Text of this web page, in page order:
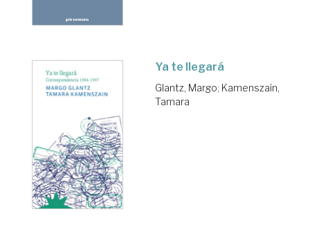
Ya te llegará
Glantz, Margo; Kamenszain,
Tamara